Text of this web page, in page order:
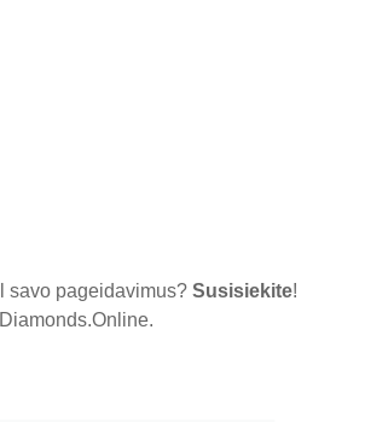
savo pageidavimus? Susisiekite!
.